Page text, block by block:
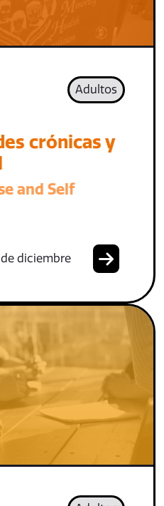
Adultos
crónicas y
and Self
diciembre